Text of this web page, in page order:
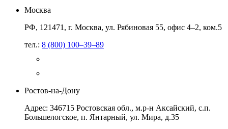
Москва
РФ, 121471, г. Москва, ул. Рябиновая 55, офис 4–2, ком.5
тел.: 8 (800) 100–39–89
Ростов-на-Дону
Адрес: 346715 Ростовская обл., м.р-н Аксайский, с.п.
Большелогское, п. Янтарный, ул. Мира, д.35